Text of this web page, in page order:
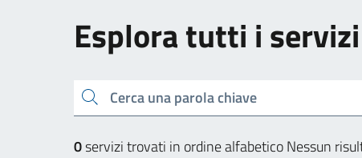
Esplora tutti i
Cerca una parola chiave
0servizi trovati in ordine alfabeticoNessun